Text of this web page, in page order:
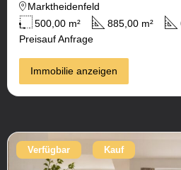
Marktheidenfeld
500,00 m²
885,00 m²
Preisauf Anfrage
Immobilie anzeigen
Verfügbar Kauf